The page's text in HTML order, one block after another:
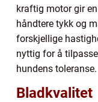
kraftig motor gir
håndtere tykk og
forskjellige
nyttig for å
hundens toleranse.
Bladkvalitet